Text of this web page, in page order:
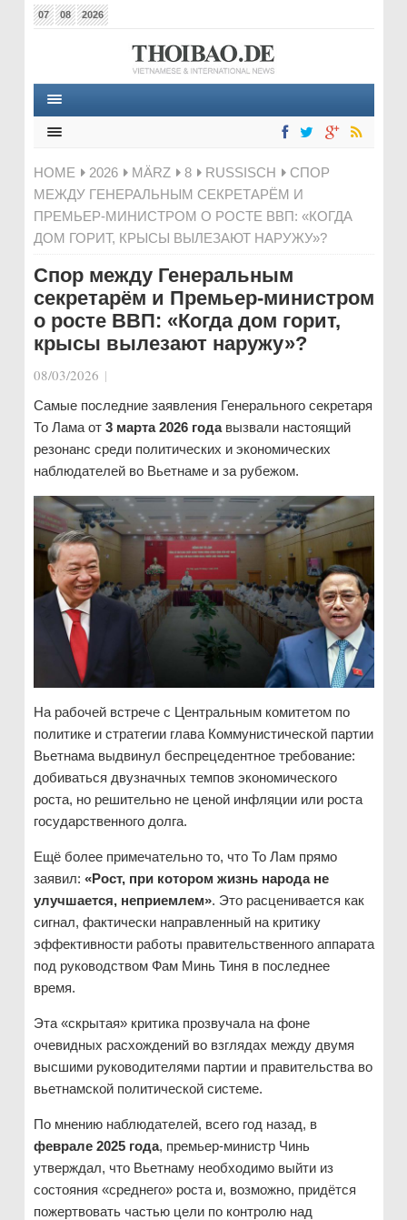
07 08 2026
HOME 2026 MÄRZ 8 RUSSISCH
СПОР
МЕЖДУ ГЕНЕРАЛЬНЫМ СЕКРЕТАРЁМ И
ПРЕМЬЕР-МИНИСТРОМ О РОСТЕ ВВП: «КОГДА
ДОМ ГОРИТ, КРЫСЫ ВЫЛЕЗАЮТ НАРУЖУ»?
Спор между Генеральным
секретарём и Премьер-министром
о росте ВВП: «Когда дом горит,
крысы вылезают наружу»?
08/03/2026 |
Самые последние заявления Генерального секретаря
То Лама от 3 марта 2026 годавызвали настоящий
резонанс среди политических и экономических
наблюдателей во Вьетнаме и за рубежом.
На рабочей встрече с Центральным комитетом по
политике и стратегии глава Коммунистической партии
Вьетнама выдвинул беспрецедентное требование:
добиваться двузначных темпов экономического
роста, но решительно не ценой инфляции или роста
государственного долга.
Ещё более примечательно то, что То Лам прямо
заявил: «Рост, при котором жизнь народа не
улучшается, неприемлем». Это расценивается как
сигнал, фактически направленный на критику
эффективности работы правительственного аппарата
под руководством Фам Минь Тиня в последнее
время.
Эта «скрытая» критика прозвучала на фоне
очевидных расхождений во взглядах между двумя
высшими руководителями партии и правительства во
вьетнамской политической системе.
По мнению наблюдателей, всего год назад, в
феврале 2025 года, премьер-министр Чинь
утверждал, что Вьетнаму необходимо выйти из
состояния «среднего» роста и, возможно, придётся
пожертвовать частью цели по контролю над